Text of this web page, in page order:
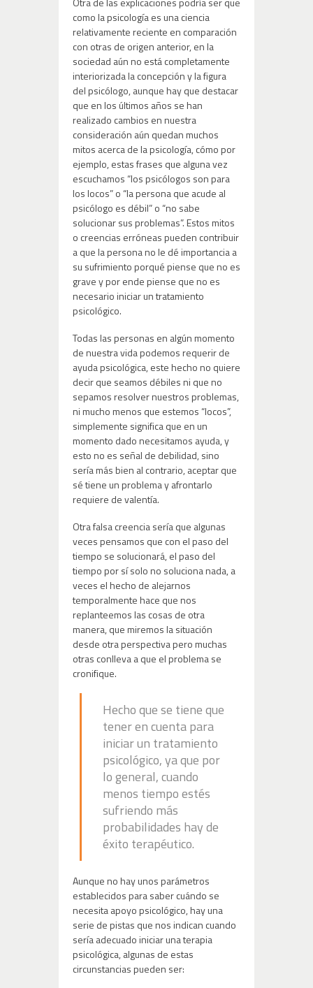
como la psicología es una ciencia
relativamente reciente en comparación
con otras de origen anterior, en la
sociedad aún no está completamente
interiorizada la concepción y la figura
del psicólogo, aunque hay que destacar
que en los últimos años se han
realizado cambios en nuestra
consideración aún quedan muchos
mitos acerca de la psicología, cómo por
ejemplo, estas frases que alguna vez
escuchamos “los psicólogos son para
los locos” o “la persona que acude al
psicólogo es débil” o “no sabe
solucionar sus problemas”. Estos mitos
o creencias erróneas pueden contribuir
a que la persona no le dé importancia a
su sufrimiento porqué piense que no es
grave y por ende piense que no es
necesario iniciar un tratamiento
psicológico.
Todas las personas en algún momento
de nuestra vida podemos requerir de
ayuda psicológica, este hecho no quiere
decir que seamos débiles ni que no
sepamos resolver nuestros problemas,
ni mucho menos que estemos “locos”,
simplemente significa que en un
momento dado necesitamos ayuda, y
esto no es señal de debilidad, sino
sería más bien al contrario, aceptar que
sé tiene un problema y afrontarlo
requiere de valentía.
Otra falsa creencia sería que algunas
veces pensamos que con el paso del
tiempo se solucionará, el paso del
tiempo por sí solo no soluciona nada, a
veces el hecho de alejarnos
temporalmente hace que nos
replanteemos las cosas de otra
manera, que miremos la situación
desde otra perspectiva pero muchas
otras conlleva a que el problema se
cronifique.
Hecho que se tiene que
tener en cuenta para
iniciar un tratamiento
psicológico, ya que por
lo general, cuando
menos tiempo estés
sufriendo más
probabilidades hay de
éxito terapéutico.
Aunque no hay unos parámetros
establecidos para saber cuándo se
necesita apoyo psicológico, hay una
serie de pistas que nos indican cuando
sería adecuado iniciar una terapia
psicológica, algunas de estas
circunstancias pueden ser: